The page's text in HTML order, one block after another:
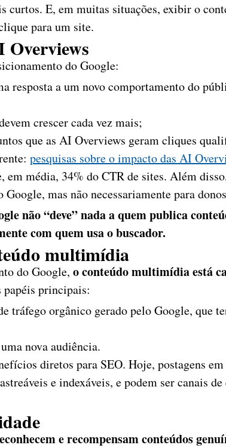
curtos. E, em muitas situações, exibir o
para um site.
Overviews
do Google:
resposta a um novo comportamento do
crescer cada vez mais;
que as AI Overviews geram cliques
pesquisas sobre o impacto das AI
em média, 34% do CTR de sites. Além
mas não necessariamente para
não “deve” nada a quem publica
com quem usa o buscador.
multimídia
do Google,o conteúdo multimídia está
principais:
tráfego orgânico gerado pelo Google, que
nova audiência.
diretos para SEO. Hoje, postagens
e indexáveis, e podem ser canais
e recompensam conteúdos